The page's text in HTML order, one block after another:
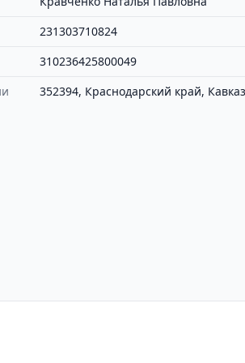
231303710824
310236425800049
352394, Краснодарский край,